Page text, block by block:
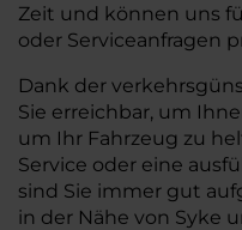
Zeit und können uns
oder Serviceanfragen
Dank der
Sie erreichbar, um
um Ihr Fahrzeug zu
Service oder eine
sind Sie immer gut
in der Nähe von Syke